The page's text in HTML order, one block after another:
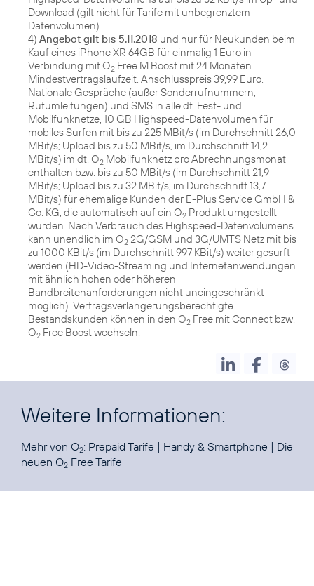
Download (gilt nicht für Tarife mit unbegrenztem
Datenvolumen).
4) Angebot gilt bis 5.11.2018 und nur für Neukunden beim
Kauf eines iPhone XR 64GB für einmalig 1 Euro in
Verbindung mit O2 Free M Boost mit 24 Monaten
Mindestvertragslaufzeit. Anschlusspreis 39,99 Euro.
Nationale Gespräche (außer Sonderrufnummern,
Rufumleitungen) und SMS in alle dt. Fest- und
Mobilfunknetze, 10 GB Highspeed-Datenvolumen für
mobiles Surfen mit bis zu 225 MBit/s (im Durchschnitt 26,0
MBit/s; Upload bis zu 50 MBit/s, im Durchschnitt 14,2
MBit/s) im dt. O2 Mobilfunknetz pro Abrechnungsmonat
enthalten bzw. bis zu 50 MBit/s (im Durchschnitt 21,9
MBit/s; Upload bis zu 32 MBit/s, im Durchschnitt 13,7
MBit/s) für ehemalige Kunden der E-Plus Service GmbH &
Co. KG, die automatisch auf ein O2 Produkt umgestellt
wurden. Nach Verbrauch des Highspeed-Datenvolumens
kann unendlich im O2 2G/GSM und 3G/UMTS Netz mit bis
zu 1000 KBit/s (im Durchschnitt 997 KBit/s) weiter gesurft
werden (HD-Video-Streaming und Internetanwendungen
mit ähnlich hohen oder höheren
Bandbreitenanforderungen nicht uneingeschränkt
möglich). Vertragsverlängerungsberechtigte
Bestandskunden können in den O2 Free mit Connect bzw.
O2 Free Boost wechseln.
Weitere Informationen:
Mehr von O2: Prepaid Tarife | Handy & Smartphone | Die
neuen O2 Free Tarife